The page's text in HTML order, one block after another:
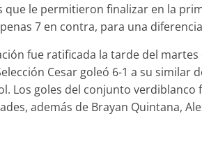
que le permitieron finalizar en la
7 en contra, para una
fue ratificada la tarde del
Cesar goleó 6-1 a su
Los goles del conjunto
además de Brayan Quintana,